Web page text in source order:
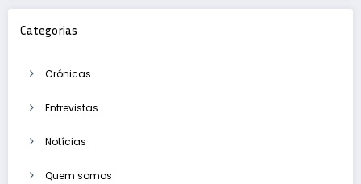
Categorias
Crónicas
Entrevistas
Notícias
Quem somos